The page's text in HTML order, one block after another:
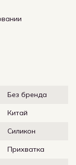
Без бренда
Китай
Силикон
Прихватка